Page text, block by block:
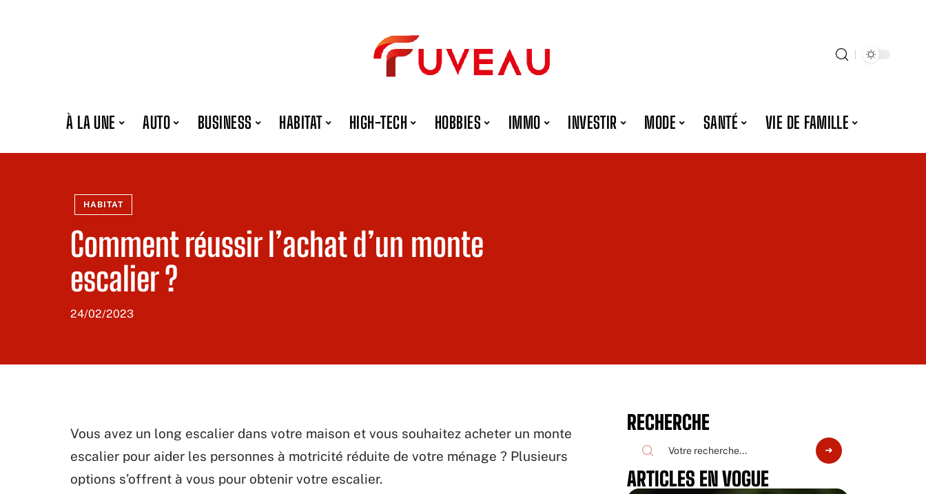
À LA UNE AUTO BUSINESS HABITAT HIGH-TECH HOBBIES IMMO INVESTIR MODE SANTÉ VIE DE FAMILLE
HABITAT
Comment réussir l’achat d’un monte
escalier ?
24/02/2023
Vous avez un long escalier dans votre maison et vous souhaitez acheter un monte
escalier pour aider les personnes à motricité réduite de votre ménage ? Plusieurs
options s’offrent à vous pour obtenir votre escalier.
RECHERCHE
ARTICLES EN VOGUE